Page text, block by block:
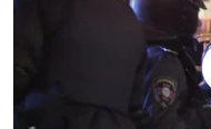
No media